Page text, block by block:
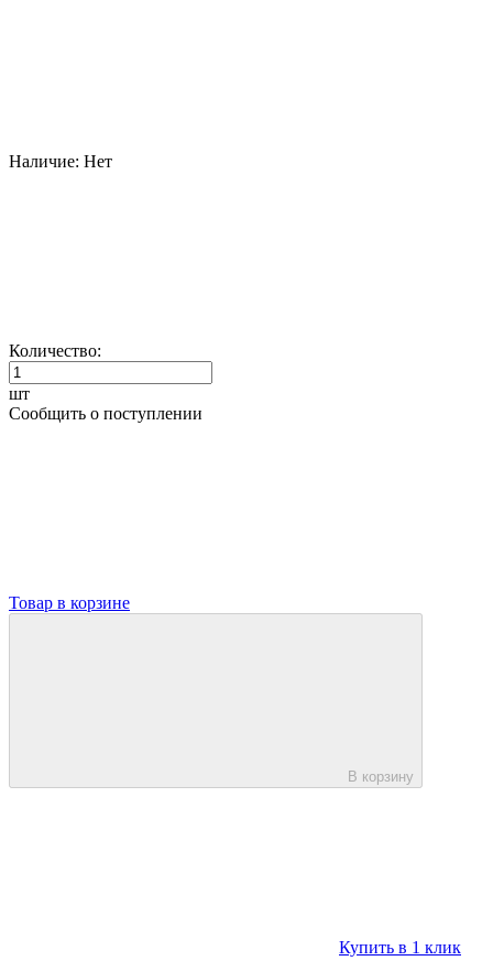
Наличие: Нет
Количество:
шт
Сообщить о поступлении
Товар в корзине
В корзину
Купить в 1 клик